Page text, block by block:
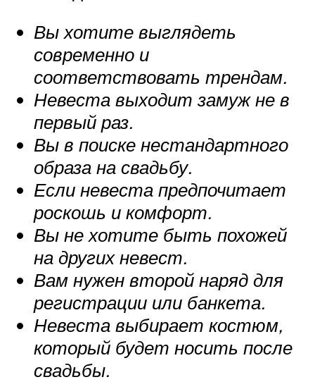
Вы хотите выглядеть
современно и
соответствовать трендам.
Невеста выходит замуж не в
первый раз.
Вы в поиске нестандартного
образа на свадьбу.
Если невеста предпочитает
роскошь и комфорт.
Вы не хотите быть похожей
на других невест.
Вам нужен второй наряд для
регистрации или банкета.
Невеста выбирает костюм,
который будет носить после
свадьбы.